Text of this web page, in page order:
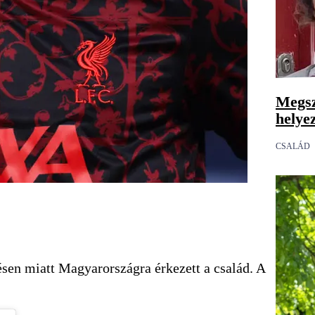
miatt Magyarországra érkezett a család. A
CSALÁD